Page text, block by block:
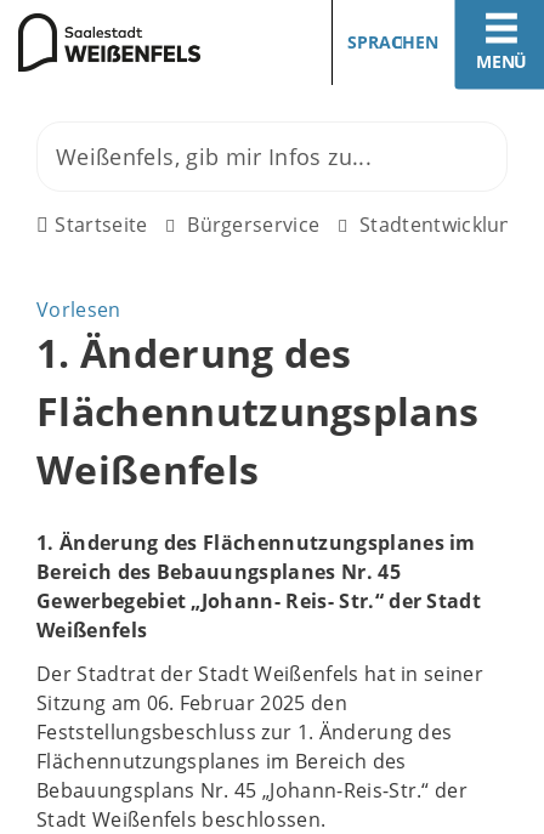
MENÜ
SPRACHEN
Startseite Bürgerservice Stadtentwicklung
Vorlesen
1. Änderung des
Flächennutzungsplans
Weißenfels
1. Änderung des Flächennutzungsplanes im
Bereich des Bebauungsplanes Nr. 45
Gewerbegebiet „Johann- Reis- Str.“ der Stadt
Weißenfels
Der Stadtrat der Stadt Weißenfels hat in seiner
Sitzung am 06. Februar 2025 den
Feststellungsbeschluss zur 1. Änderung des
Flächennutzungsplanes im Bereich des
Bebauungsplans Nr. 45 „Johann-Reis-Str.“ der
Stadt Weißenfels beschlossen.